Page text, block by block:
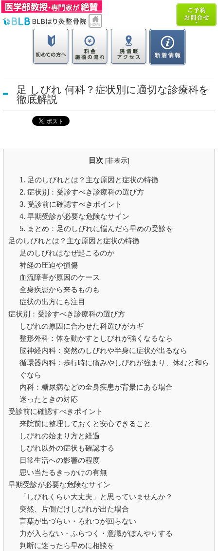
足 しびれ 何科？症状別に適切な診療科を
徹底解説
目次 [非表示]
1. 足のしびれとは？主な原因と症状の特徴
2. 症状別：受診すべき診療科の選び方
3. 受診前に確認すべきポイント
4. 早期受診が必要な危険なサイン
5. まとめ：足のしびれに悩んだら早めの受診を
足のしびれとは？主な原因と症状の特徴
足のしびれはなぜ起こるのか
神経の圧迫や損傷
血流障害が原因のケース
全身疾患から来るものも
症状の出方にも注目
症状別：受診すべき診療科の選び方
しびれの原因に合わせた科選びがカギ
整形外科：体を動かすとしびれが強くなるなら
脳神経内科：突然のしびれや半身に症状が出るなら
循環器内科：歩行時に痛みやしびれが強まり、休むと和ら
ぐなら
内科：糖尿病などの全身疾患が背景にある場合
迷ったときの対応
受診前に確認すべきポイント
来院前に整理しておくと安心できること
しびれの始まり方と経過
しびれ以外の症状も確認する
日常生活への影響の程度
思い当たるきっかけの有無
早期受診が必要な危険なサイン
「しびれくらい大丈夫」と思っていませんか？
突然、片側だけしびれが出た場合
言葉が出づらい・ろれつが回らない
力が入らない・ふらつく・意識がぼんやりする
判断に迷ったら早めに相談を